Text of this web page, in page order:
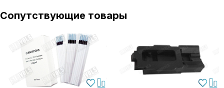
Сопутствующие товары